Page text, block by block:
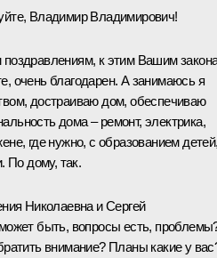
Владимир Владимирович!
к этим Вашим
очень благодарен. А занимаюсь я
достраиваю дом, обеспечиваю
дома – ремонт, электрика,
где нужно, с образованием
По дому, так.
Николаевна и Сергей
быть, вопросы есть,
внимание? Планы какие у